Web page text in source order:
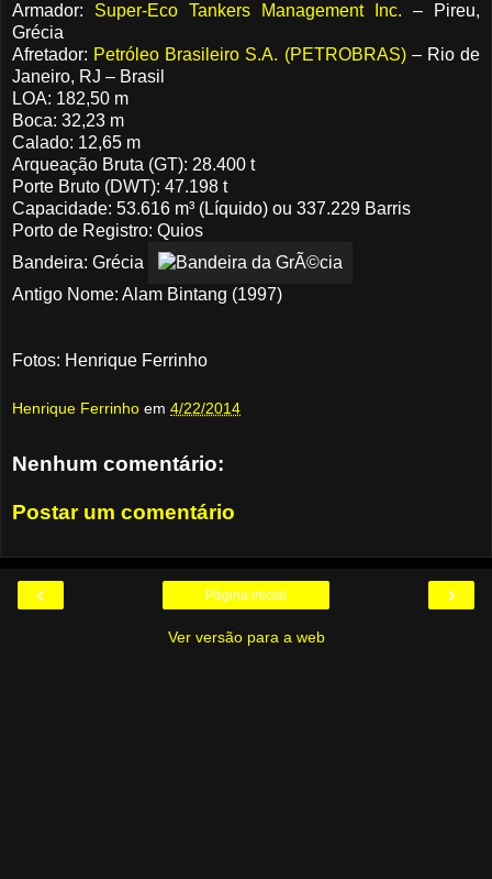
Armador: Super-Eco Tankers Management Inc. – Pireu,
Grécia
Afretador: Petróleo Brasileiro S.A. (PETROBRAS)– Rio de
Janeiro, RJ – Brasil
LOA: 182,50 m
Boca: 32,23 m
Calado: 12,65 m
Arqueação Bruta (GT): 28.400 t
Porte Bruto (DWT): 47.198 t
Capacidade: 53.616 m³ (Líquido) ou 337.229 Barris
Porto de Registro: Quios
Bandeira: Grécia
Antigo Nome: Alam Bintang (1997)
Fotos: Henrique Ferrinho
Henrique Ferrinho em 4/22/2014
Nenhum comentário:
Postar um comentário
‹ ›
Página inicial
Ver versão para a web